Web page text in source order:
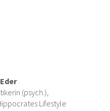
(psych.),
Lifestyle